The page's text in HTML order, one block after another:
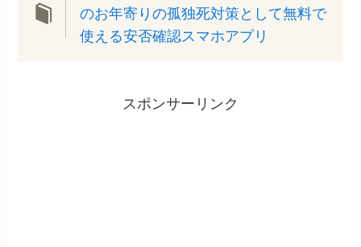
のお年寄りの孤独死対策として無料で
使える安否確認スマホアプリ
スポンサーリンク